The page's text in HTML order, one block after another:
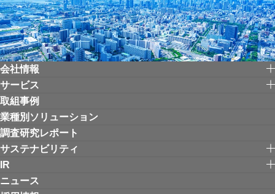
会社情報
サービス
取組事例
業種別ソリューション
調査研究レポート
サステナビリティ
IR
ニュース